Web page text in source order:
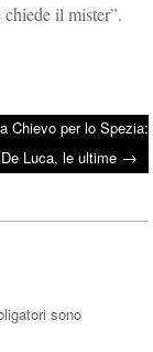
il mister”.
Chievo per lo Spezia:
Luca, le ultime →
sono